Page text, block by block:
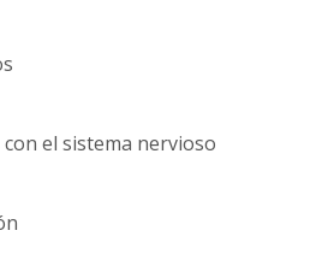
el sistema nervioso